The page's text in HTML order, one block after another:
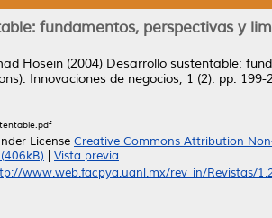
fundamentos, perspectivas y
Hosein (2004) Desarrollo sustentable:
Innovaciones de negocios, 1 (2). pp.
License Creative Commons Attribution
Vista previa
www.web.facpya.uanl.mx/rev_in/Revistas/